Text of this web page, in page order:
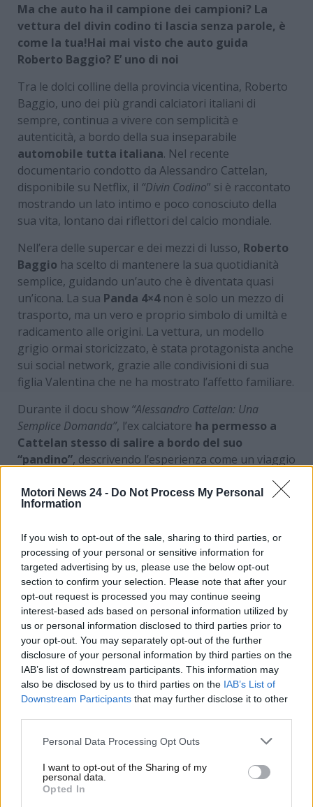
Motori News 24 - Do Not Process My Personal
Information
If you wish to opt-out of the sale, sharing to third parties, or
processing of your personal or sensitive information for
targeted advertising by us, please use the below opt-out
section to confirm your selection. Please note that after your
opt-out request is processed you may continue seeing
interest-based ads based on personal information utilized by
us or personal information disclosed to third parties prior to
your opt-out. You may separately opt-out of the further
disclosure of your personal information by third parties on the
IAB’s list of downstream participants. This information may
also be disclosed by us to third parties on the IAB’s List of
Downstream Participants that may further disclose it to other
Personal Data Processing Opt Outs
I want to opt-out of the Sharing of my
personal data.
Opted In
Ma che auto ha il campione dei campioni? La
vettura del divin codino ti lascia senza parole, è
come la tua!Hai mai visto che auto guida
Roberto Baggio? E’ uno di noi
Tra le dolci colline della provincia vicentina, Roberto
Baggio, uno dei più grandi calciatori italiani di
sempre, continua a vivere con semplicità e
autenticità, a bordo della sua inseparabile
automobile tutta italiana. Nel recente
documentario condotto da Alessandro Cattelan,
disponibile su Netflix, il “Divin Codino” si è raccontato
mostrando un lato intimo e poco conosciuto della
sua vita, lontano dai riflettori del calcio mondiale.
Nell’era delle supercar e dei mezzi di lusso, Roberto
Baggio ha scelto di mantenere la sua quotidianità
semplice, guidando un’auto che è diventata quasi
un’icona. La sua Panda 4×4non è solo un mezzo di
trasporto, ma un vero e proprio simbolo di umiltà e
radicamento alle origini. La vettura, un modello
grigio ormai storicizzato, è stata protagonista anche
sui social network, grazie alle condivisioni di sua
figlia Valentina che ne ha mostrato l’affetto familiare.
Durante il docu show “Alessandro Cattelan: Una
Semplice Domanda”, l’ex calciatore ha permesso a
Cattelan stesso di salire a bordo del suo
“pandino”, descrivendo l’esperienza come un viaggio
Batmobile o alla DeLorean di “Ritorno al futuro”. Il
mezzo non è solo un’auto da campagna, ma un vero
nelle sue attività quotidiane tra boschi e terreni
agricoli.
Dalla carriera sportiva alla
vita in campagna
Roberto Baggio ha raccontato di come la sua vita
sia cambiatadopo il ritiro dal calcio
professionistico, dedicandosi a ritmi più lenti e a una
nuova dimensione fatta di tranquillità e natura. La
sua fede buddista e la scelta di abbracciare valori
spirituali più profondi si riflettono nel modo di vivere